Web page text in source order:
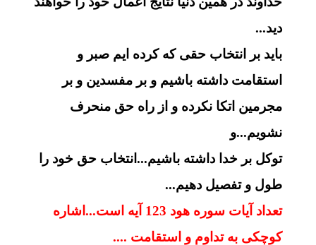
دید...
باید بر انتخاب حقی که کرده ایم صبر و
استقامت داشته باشیم و بر مفسدین و بر
مجرمین اتکا نکرده و از راه حق منحرف
نشویم...و
توکل بر خدا داشته باشیم...انتخاب حق خود را
طول و تفصیل دهیم...
تعداد آیات سوره هود 123 آیه است...اشاره
کوچکی به تداوم و استقامت ....